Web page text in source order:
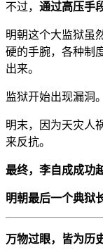
不过， 通过高压手
明朝这个大监狱虽
硬的手腕，各种制
出来。
监狱开始出现漏洞。
明末，因为天灾人
来反抗。
最终，李自成成功
明朝最后一个典狱
万物过眼，皆为历